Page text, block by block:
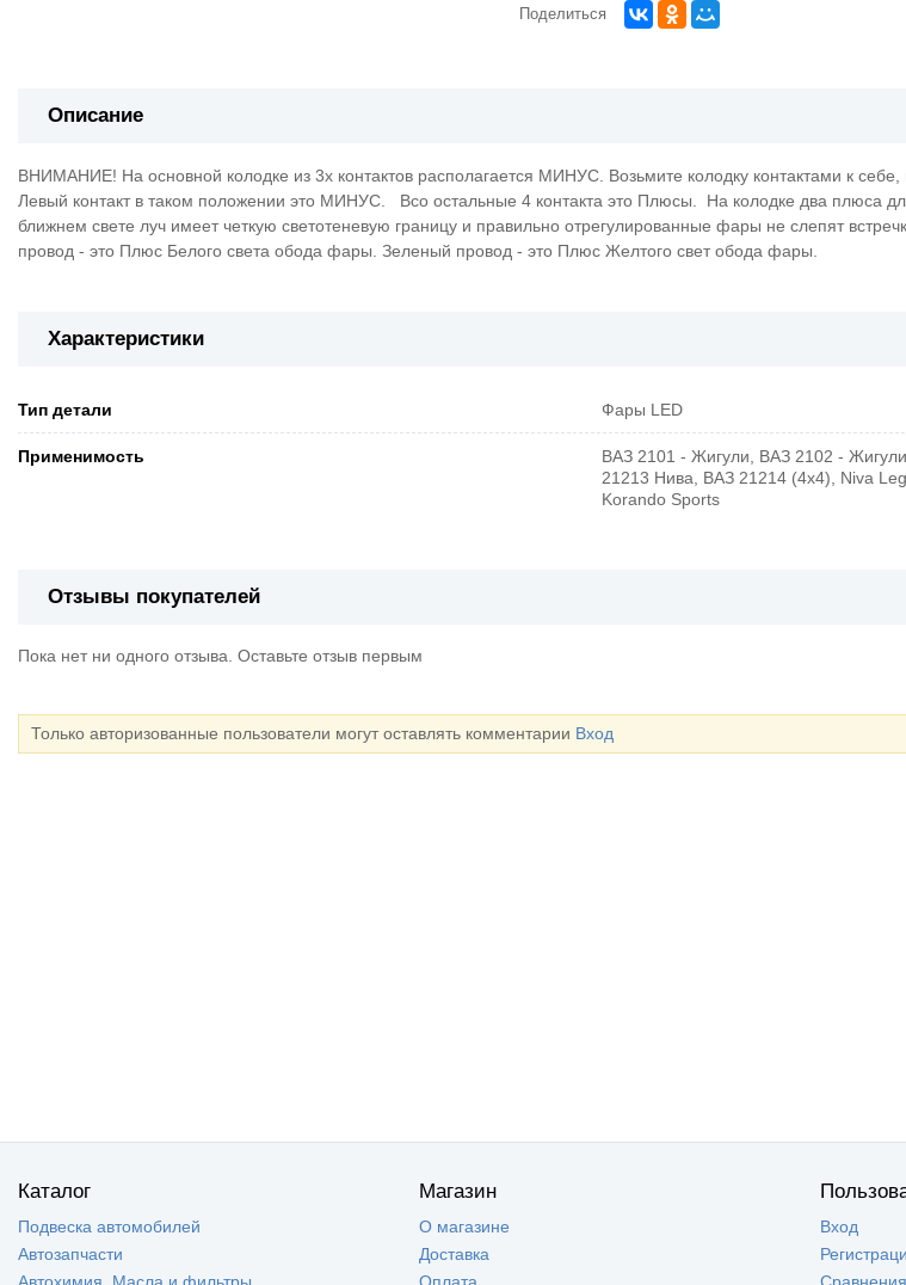
Поделиться
Описание
ВНИМАНИЕ! На основной колодке из 3х контактов располагается МИНУС. Возьмите колодку контактами к себе,
Левый контакт в таком положении это МИНУС. Всо остальные 4 контакта это Плюсы. На колодке два плюса
ближнем свете луч имеет четкую светотеневую границу и правильно отрегулированные фары не слепят
провод - это Плюс Белого света обода фары. Зеленый провод - это Плюс Желтого свет обода фары.
Характеристики
Тип детали Фары LED
Применимость
ВАЗ 2101 - Жигули, ВАЗ 2102 -
21213 Нива, ВАЗ 21214 (4x4), Niva
Korando Sports
Отзывы покупателей
Пока нет ни одного отзыва. Оставьте отзыв первым
Только авторизованные пользователи могут оставлять комментарии Вход
Каталог
Подвеска автомобилей
Автозапчасти
Магазин
О магазине
Доставка
Вход